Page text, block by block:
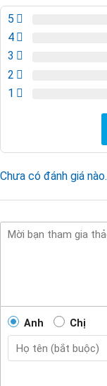
5
4
3
2
1
Chưa có đánh giá nào.
Anh Chị